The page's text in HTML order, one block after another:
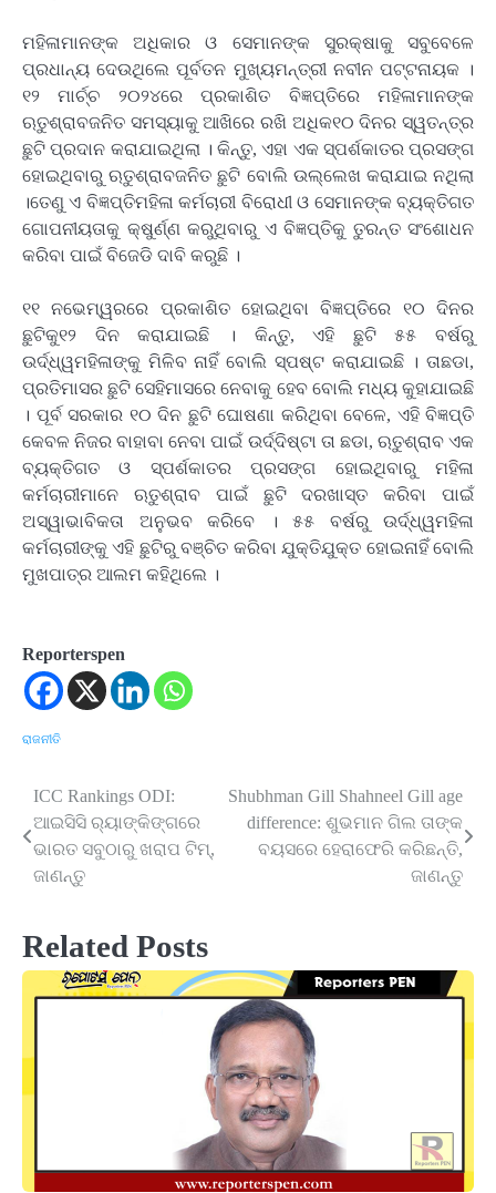
ମହିଳାମାନଙ୍କ ଅଧିକାର ଓ ସେମାନଙ୍କ ସୁରକ୍ଷାକୁ ସବୁବେଳେ
ପ୍ରଧାନ୍ୟ ଦେଉଥିଲେ ପୂର୍ବତନ ମୁଖ୍ୟମନ୍ତ୍ରୀ ନବୀନ ପଟ୍ଟନାୟକ ।
୧୨ ମାର୍ଚ୍ଚ ୨୦୨୪ରେ ପ୍ରକାଶିତ ବିଜ୍ଞପ୍ତିରେ ମହିଳାମାନଙ୍କ
ଋତୁଶ୍ରାବଜନିତ ସମସ୍ୟାକୁ ଆଖିରେ ରଖି ଅଧିକ୧୦ ଦିନର ସ୍ୱତନ୍ତ୍ର
ଛୁଟି ପ୍ରଦାନ କରାଯାଇଥିଲା । କିନ୍ତୁ, ଏହା ଏକ ସ୍ପର୍ଶକାତର ପ୍ରସଙ୍ଗ
ହୋଇଥିବାରୁ ଋତୁଶ୍ରାବଜନିତ ଛୁଟି ବୋଲି ଉଲ୍ଲେଖ କରାଯାଇ ନଥିଲା
।ତେଣୁ ଏ ବିଜ୍ଞପ୍ତିମହିଳା କର୍ମଚାରୀ ବିରୋଧୀ ଓ ସେମାନଙ୍କ ବ୍ୟକ୍ତିଗତ
ଗୋପନୀୟତାକୁ କ୍ଷୁର୍ଣ୍ଣ କରୁଥିବାରୁ ଏ ବିଜ୍ଞପ୍ତିକୁ ତୁରନ୍ତ ସଂଶୋଧନ
କରିବା ପାଇଁ ବିଜେଡି ଦାବି କରୁଛି ।
୧୧ ନଭେମ୍ୱରରେ ପ୍ରକାଶିତ ହୋଇଥିବା ବିଜ୍ଞପ୍ତିରେ ୧୦ ଦିନର
ଛୁଟିକୁ୧୨ ଦିନ କରାଯାଇଛି । କିନ୍ତୁ, ଏହି ଛୁଟି ୫୫ ବର୍ଷରୁ
ଉର୍ଦ୍ଧ୍ୱମହିଳାଙ୍କୁ ମିଳିବ ନାହିଁ ବୋଲି ସ୍ପଷ୍ଟ କରାଯାଇଛି । ତାଛଡା,
ପ୍ରତିମାସର ଛୁଟି ସେହିମାସରେ ନେବାକୁ ହେବ ବୋଲି ମଧ୍ୟ କୁହାଯାଇଛି
। ପୂର୍ବ ସରକାର ୧୦ ଦିନ ଛୁଟି ଘୋଷଣା କରିଥିବା ବେଳେ, ଏହି ବିଜ୍ଞପ୍ତି
କେବଳ ନିଜର ବାହାବା ନେବା ପାଇଁ ଉର୍ଦ୍ଦିଷ୍ଟା ତା ଛଡା, ଋତୁଶ୍ରାବ ଏକ
ବ୍ୟକ୍ତିଗତ ଓ ସ୍ପର୍ଶକାତର ପ୍ରସଙ୍ଗ ହୋଇଥିବାରୁ ମହିଳା
କର୍ମଚାରୀମାନେ ଋତୁଶ୍ରାବ ପାଇଁ ଛୁଟି ଦରଖାସ୍ତ କରିବା ପାଇଁ
ଅସ୍ୱାଭାବିକତା ଅନୁଭବ କରିବେ । ୫୫ ବର୍ଷରୁ ଉର୍ଦ୍ଧ୍ୱମହିଳା
କର୍ମଚାରୀଙ୍କୁ ଏହି ଛୁଟିରୁ ବଞ୍ଚିତ କରିବା ଯୁକ୍ତିଯୁକ୍ତ ହୋଇନାହିଁ ବୋଲି
ମୁଖପାତ୍ର ଆଲମ କହିଥିଲେ ।
Reporterspen
ରାଜନୀତି
Post
navigation
ICC Rankings ODI:
ଆଇସିସି ର‌୍ୟାଙ୍କିଙ୍ଗରେ
ଭାରତ ସବୁଠାରୁ ଖରାପ ଟିମ୍‌,
ଜାଣନ୍ତୁ
Shubhman Gill Shahneel Gill age
difference: ଶୁଭମାନ ଗିଲ ତାଙ୍କ
ବୟସରେ ହେରାଫେରି କରିଛନ୍ତି,
ଜାଣନ୍ତୁ
Related Posts